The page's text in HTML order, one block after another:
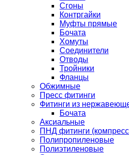
Сгоны
Контргайки
Муфты прямые
Бочата
Хомуты
Соединители
Отводы
Тройники
Фланцы
Обжимные
Пресс фитинги
Фитинги из
Бочата
Аксиальные
ПНД фитинги
Полипропиленовые
Полиэтиленовые